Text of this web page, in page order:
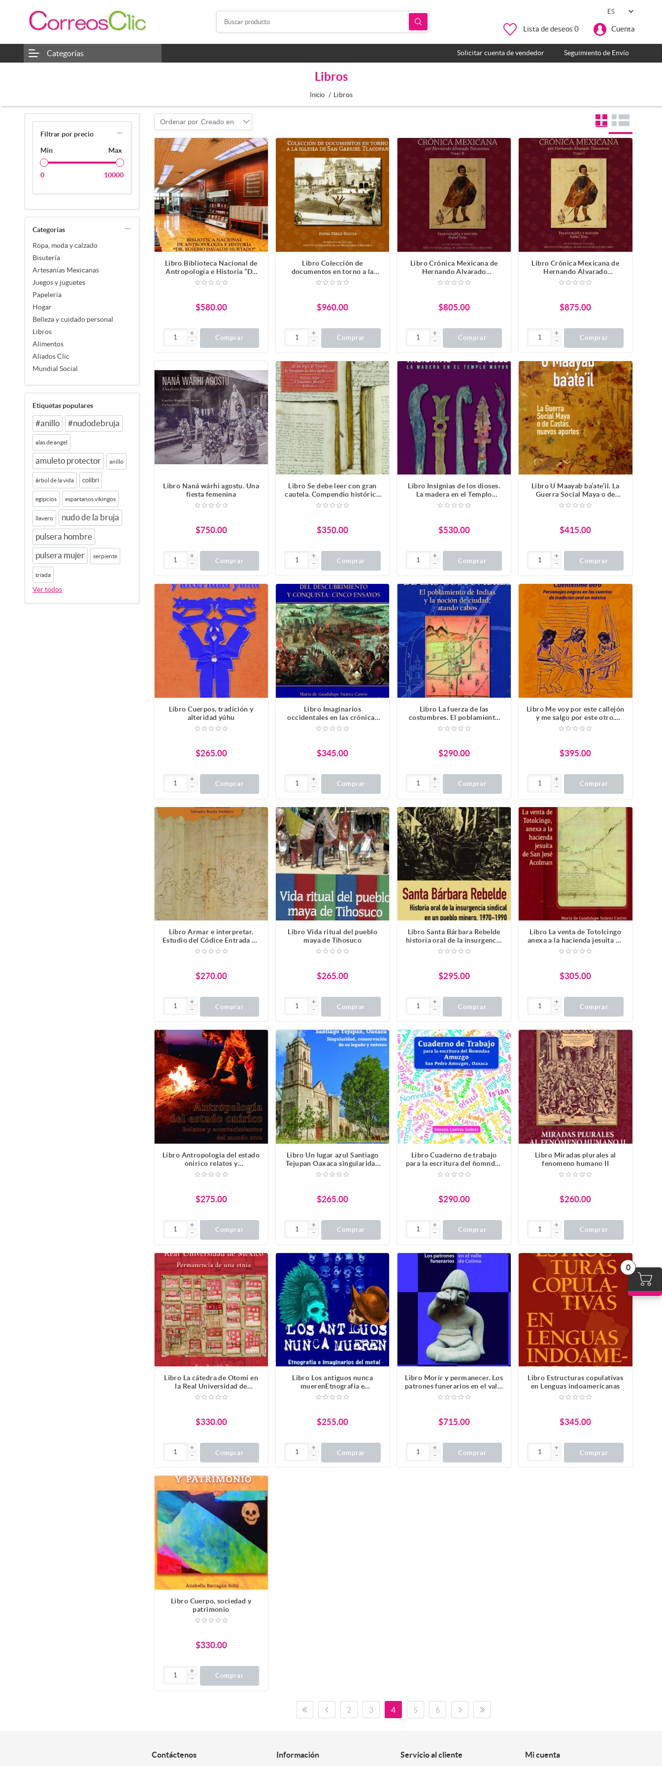
Lista de deseos 0 Cuenta
0
Categorías Solicitar cuenta de vendedor Seguimiento de Envío
Libros
Inicio / Libros
Filtrar por precio
Min Max
0 10000
Categorías
Ropa, moda y calzado
Bisutería
Artesanías Mexicanas
Juegos y juguetes
Papelería
Hogar
Belleza y cuidado personal
Libros
Alimentos
Aliados Clic
Mundial Social
Etiquetas populares
#anillo #nudodebruja
alas de angel
amuleto protector anillo
árbol de la vida colibri
egipcios espartanos vikingos
llavero nudo de la bruja
pulsera hombre
pulsera mujer serpiente
triada
Ver todos
Ordenar por Creado en
Libro Biblioteca Nacional de
Antropología e Historia “Dr.
Eusebio Dávalos Hurtado”
$580.00
Comprar
Libro Colección de
documentos en torno a la
iglesia de San Gabriel
$960.00
Comprar
Libro Crónica Mexicana de
Hernando Alvarado
Tezozómoc. Tomo II
$805.00
Comprar
Libro Crónica Mexicana de
Hernando Alvarado
Tezozómoc. Tomo I
$875.00
Comprar
Libro Naná wárhi agostu. Una
fiesta femenina
$750.00
Comprar
Libro Se debe leer con gran
cautela. Compendio histórico
de los reyes de Tezcoco de
$350.00
Comprar
Libro Insignias de los dioses.
La madera en el Templo
Mayor
$530.00
Comprar
Libro U Maayab ba’ate’il. La
Guerra Social Maya o de
Castas
$415.00
Comprar
Libro Cuerpos, tradición y
alteridad yúhu
$265.00
Comprar
Libro Imaginarios
occidentales en las crónicas
del descubrimiento y
$345.00
Comprar
Libro La fuerza de las
costumbres. El poblamiento
de Indias y la noción de la
$290.00
Comprar
Libro Me voy por este callejón
y me salgo por este otro.
Cuéntenme otro. Personajes
$395.00
Comprar
Libro Armar e interpretar.
Estudio del Códice Entrada de
los españoles a Tlaxcala
$270.00
Comprar
Libro Vida ritual del pueblo
maya de Tihosuco
$265.00
Comprar
Libro Santa Bárbara Rebelde
historia oral de la insurgencia
sindical en un pueblo minero
$295.00
Comprar
Libro La venta de Totolcingo
anexa a la hacienda jesuita de
San José Acolman
$305.00
Comprar
Libro Antropologia del estado
onirico relatos y
acontecimientos del otro
$275.00
Comprar
Libro Un lugar azul Santiago
Tejupan Oaxaca singularidad
conservacion de su legado y
$265.00
Comprar
Libro Cuaderno de trabajo
para la escritura del ñomndaa
amuzgo San Pedro Amuzgos
$290.00
Comprar
Libro Miradas plurales al
fenomeno humano II
$260.00
Comprar
Libro La cátedra de Otomí en
la Real Universidad de
México. Permanencia de una
$330.00
Comprar
Libro Los antiguos nunca
muerenEtnografía e
imaginarios del metal de
$255.00
Comprar
Libro Morir y permanecer. Los
patrones funerarios en el valle
de Colima
$715.00
Comprar
Libro Estructuras copulativas
en Lenguas indoamericanas
$345.00
Comprar
Libro Cuerpo, sociedad y
patrimonio
$330.00
Comprar
2 3 4 5 6
Contáctenos Información Servicio al cliente Mi cuenta